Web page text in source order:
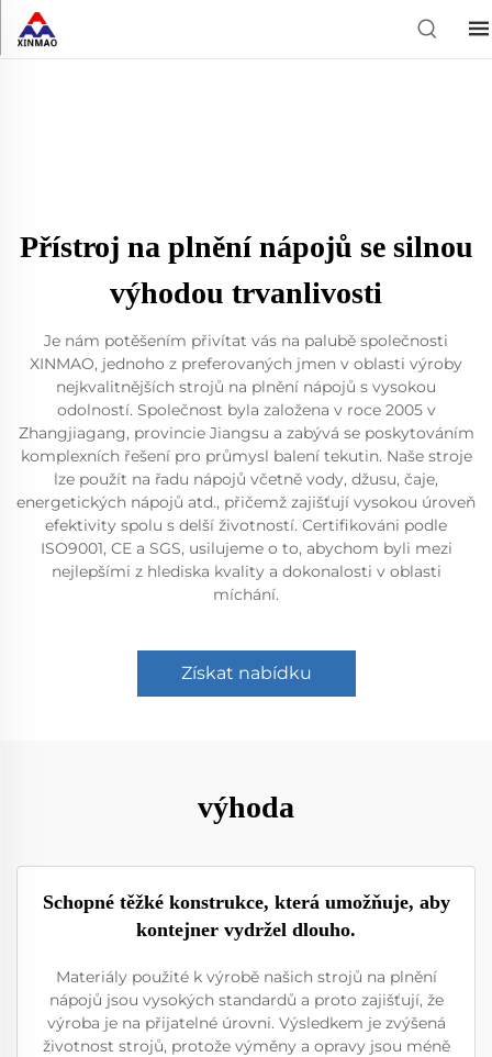
Přístroj na plnění nápojů se silnou
výhodou trvanlivosti
Je nám potěšením přivítat vás na palubě společnosti
XINMAO, jednoho z preferovaných jmen v oblasti výroby
nejkvalitnějších strojů na plnění nápojů s vysokou
odolností. Společnost byla založena v roce 2005 v
Zhangjiagang, provincie Jiangsu a zabývá se poskytováním
komplexních řešení pro průmysl balení tekutin. Naše stroje
lze použít na řadu nápojů včetně vody, džusu, čaje,
energetických nápojů atd., přičemž zajišťují vysokou úroveň
efektivity spolu s delší životností. Certifikováni podle
ISO9001, CE a SGS, usilujeme o to, abychom byli mezi
nejlepšími z hlediska kvality a dokonalosti v oblasti
míchání.
Získat nabídku
výhoda
Schopné těžké konstrukce, která umožňuje, aby
kontejner vydržel dlouho.
Materiály použité k výrobě našich strojů na plnění
nápojů jsou vysokých standardů a proto zajišťují, že
výroba je na přijatelné úrovni. Výsledkem je zvýšená
životnost strojů, protože výměny a opravy jsou méně